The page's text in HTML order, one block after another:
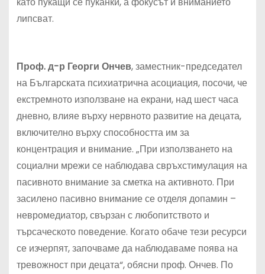
липсват.
Проф. д-р Георги Ончев, заместник-председател
на Българската психиатрична асоциация, посочи, че
екстремното използване на екрани, над шест часа
дневно, влияе върху нервното развитие на децата,
включително върху способността им за
концентрация и внимание. „При използването на
социални мрежи се наблюдава свръхстимулация на
пасивното внимание за сметка на активното. При
засилено пасивно внимание се отделя допамин –
невромедиатор, свързан с любопитството и
търсаческото поведение. Когато обаче тези ресурси
се изчерпят, започваме да наблюдаваме поява на
тревожност при децата“, обясни проф. Ончев. По